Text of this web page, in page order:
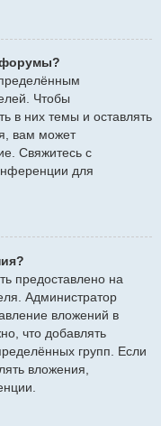
форумы?
Чтобы
в них темы и оставлять
вам может
Свяжитесь с
для
предоставлено на
Администратор
вложений в
что добавлять
групп. Если
вложения,